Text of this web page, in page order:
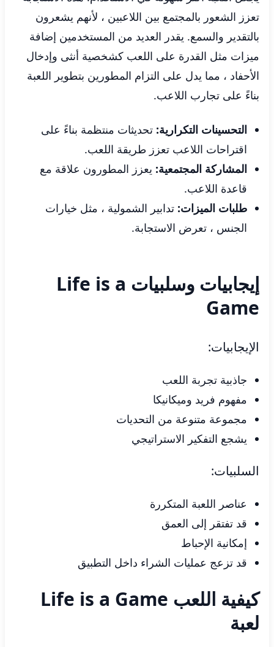
تعزز الشعور بالمجتمع بين اللاعبين ، لأنهم يشعرون
بالتقدير والسمع. يقدر العديد من المستخدمين إضافة
ميزات مثل القدرة على اللعب كشخصية أنثى وإدخال
الأحفاد ، مما يدل على التزام المطورين بتطوير اللعبة
بناءً على تجارب اللاعب.
التحسينات التكرارية: تحديثات منتظمة بناءً على
اقتراحات اللاعب تعزز طريقة اللعب.
المشاركة المجتمعية: يعزز المطورون علاقة مع
قاعدة اللاعب.
طلبات الميزات: تدابير الشمولية ، مثل خيارات
الجنس ، تعرض الاستجابة.
إيجابيات وسلبيات Life is a
Game
الإيجابيات:
جاذبية تجربة اللعب
مفهوم فريد وميكانيكا
مجموعة متنوعة من التحديات
يشجع التفكير الاستراتيجي
السلبيات:
عناصر اللعبة المتكررة
قد تفتقر إلى العمق
إمكانية الإحباط
قد تزعج عمليات الشراء داخل التطبيق
كيفية اللعب Life is a Game
لعبة